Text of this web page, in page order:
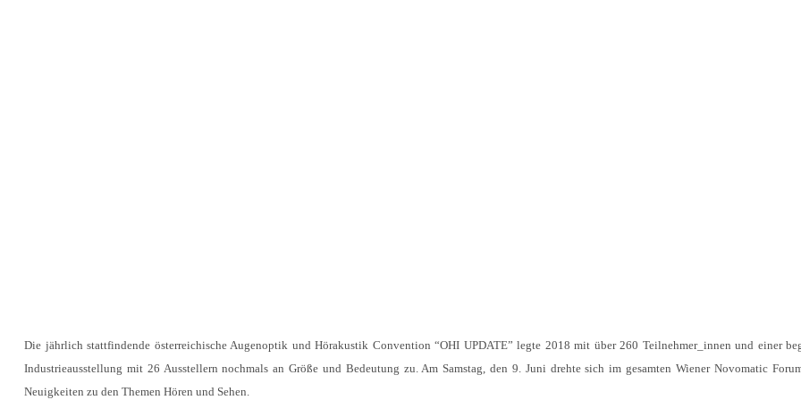
Die jährlich stattfindende österreichische Augenoptik und Hörakustik Convention “OHI UPDATE” legte 2018 mit über 260 Teilnehmer_innen und einer
Industrieausstellung mit 26 Ausstellern nochmals an Größe und Bedeutung zu. Am Samstag, den 9. Juni drehte sich im gesamten Wiener Novomatic
Neuigkeiten zu den Themen Hören und Sehen.